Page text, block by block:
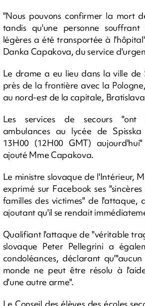
"Nous pouvons confirmer la mort
tandis qu'une personne souffrant
légères a été transportée à
Danka Capakova, du service
Le drame a eu lieu dans la ville de
près de la frontière avec la
au nord-est de la capitale,
Les services de secours "ont
ambulances au lycée de
13H00 (12H00 GMT)
ajouté Mme Capakova.
Le ministre slovaque de l'Intérieur,
exprimé sur Facebook ses
familles des victimes" de l'attaque,
ajoutant qu'il se rendait
Qualifiant l'attaque de "véritable
slovaque Peter Pellegrini a
condoléances, déclarant
monde ne peut être résolu à
d'une autre arme".